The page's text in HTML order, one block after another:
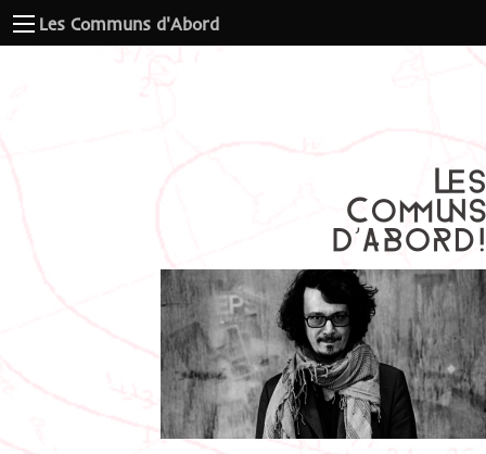
Les Communs d'Abord